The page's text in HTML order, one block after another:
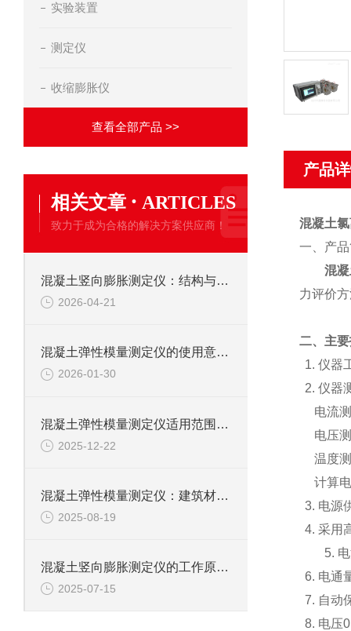
实验装置
测定仪
收缩膨胀仪
查看全部产品 >>
相关文章 · ARTICLES
致力于成为合格的解决方案供应商！
混凝土竖向膨胀测定仪：结构与使用要求探秘
2026-04-21
混凝土弹性模量测定仪的使用意义及工程价值
2026-01-30
混凝土弹性模量测定仪适用范围全面解析
2025-12-22
混凝土弹性模量测定仪：建筑材料力学性能的精准解析者​
2025-08-19
混凝土竖向膨胀测定仪的工作原理探秘
2025-07-15
产品
混凝土
一、 产
混
力评价
二、主
1. 仪器
2. 仪器
电流
电压
温度
计算
3. 电源
4. 采用
5.
6. 电通
7. 自动
8. 电压0